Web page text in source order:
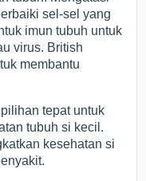
sel-sel yang
imun tubuh untuk
virus. British
membantu
tepat untuk
tubuh si kecil.
kesehatan si